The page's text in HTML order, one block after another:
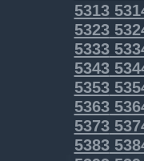
5313
5323
5333
5343
5353
5363
5373
5383